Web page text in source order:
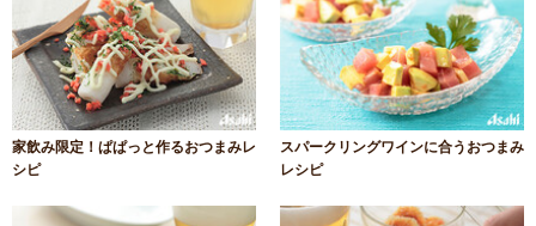
家飲み限定！ぱぱっと作るおつまみレ
シピ
スパークリングワインに合うおつまみ
レシピ